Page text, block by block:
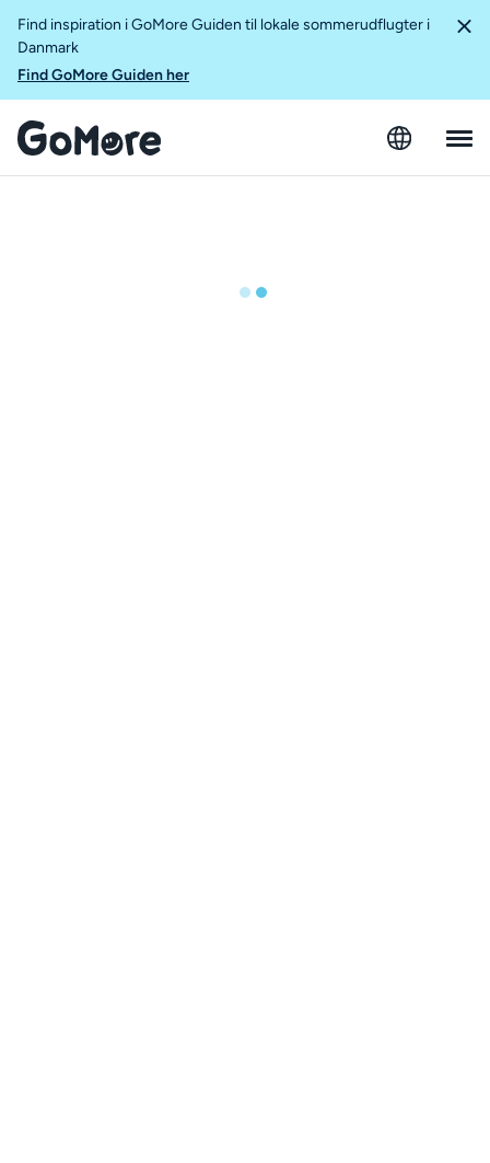
Find inspiration i GoMore Guiden til lokale sommerudflugter i
Danmark
Find GoMore Guiden her